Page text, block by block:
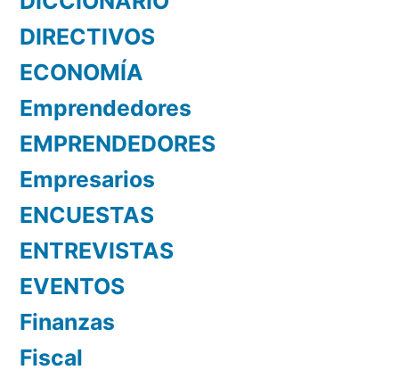
DIRECTIVOS
ECONOMÍA
Emprendedores
EMPRENDEDORES
Empresarios
ENCUESTAS
ENTREVISTAS
EVENTOS
Finanzas
Fiscal